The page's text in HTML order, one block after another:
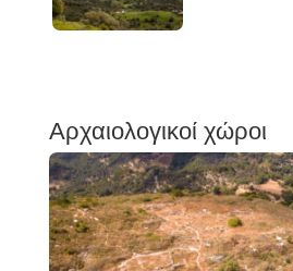
Αρχαιολογικοί χώροι